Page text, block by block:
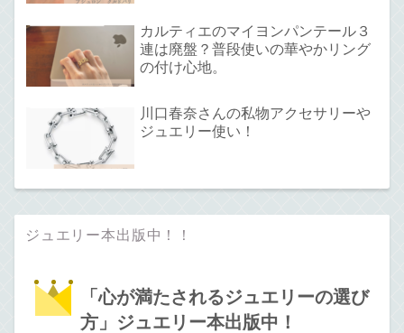
カルティエのマイヨンパンテール３
連は廃盤？普段使いの華やかリング
の付け心地。
川口春奈さんの私物アクセサリーや
ジュエリー使い！
ジュエリー本出版中！！
「心が満たされるジュエリーの選び
方」ジュエリー本出版中！